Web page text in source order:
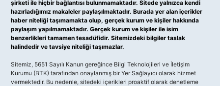
şirketi ile hiçbir bağlantısı bulunmamaktadır. Sitede yalnızca kendi
hazırladığımız makaleler paylaşılmaktadır. Burada yer alan içerikler
haber niteliği taşımamakta olup, gerçek kurum ve kişiler hakkında
paylaşım yapılmamaktadır. Gerçek kurum ve kişiler ile isim
benzerlikleri tamamen tesadüfidir. Sitemizdeki bilgiler taslak
halindedir ve tavsiye niteliği taşımazlar.
Sitemiz, 5651 Sayılı Kanun gereğince Bilgi Teknolojileri ve İletişim
Kurumu (BTK) tarafından onaylanmış bir Yer Sağlayıcı olarak hizmet
vermektedir. Bu nedenle, sitedeki içerikleri proaktif olarak denetleme